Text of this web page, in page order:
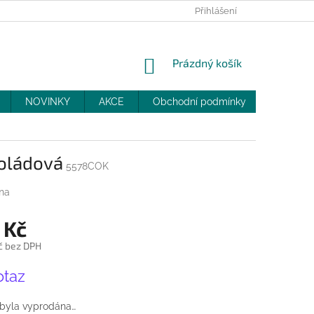
MOJE OBJEDNÁVKA
Přihlášení
NÁKUPNÍ
Prázdný košík
NOVINKY AKCE Obchodní podmínky
5578COK
bez DPH
vyprodána…